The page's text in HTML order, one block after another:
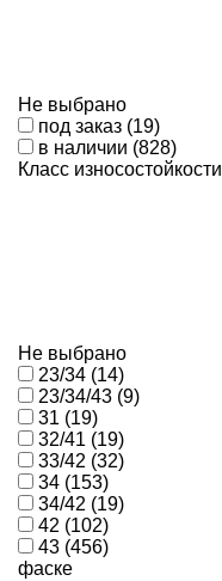
Не выбрано
под заказ (19)
в наличии (828)
Класс износостойкости
Не выбрано
23/34 (14)
23/34/43 (9)
31 (19)
32/41 (19)
33/42 (32)
34 (153)
34/42 (19)
42 (102)
43 (456)
фаске